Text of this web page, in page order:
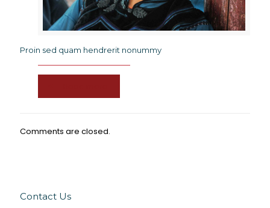
Proin sed quam hendrerit nonummy
Comments are closed.
Contact Us